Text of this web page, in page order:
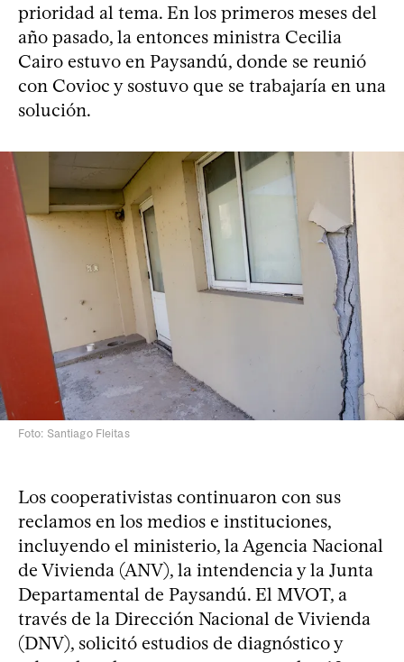
prioridad al tema. En los primeros meses del
año pasado, la entonces ministra Cecilia
Cairo estuvo en Paysandú, donde se reunió
con Covioc y sostuvo que se trabajaría en una
solución.
Foto: Santiago Fleitas
Los cooperativistas continuaron con sus
reclamos en los medios e instituciones,
incluyendo el ministerio, la Agencia Nacional
de Vivienda (ANV), la intendencia y la Junta
Departamental de Paysandú. El MVOT, a
través de la Dirección Nacional de Vivienda
(DNV), solicitó estudios de diagnóstico y